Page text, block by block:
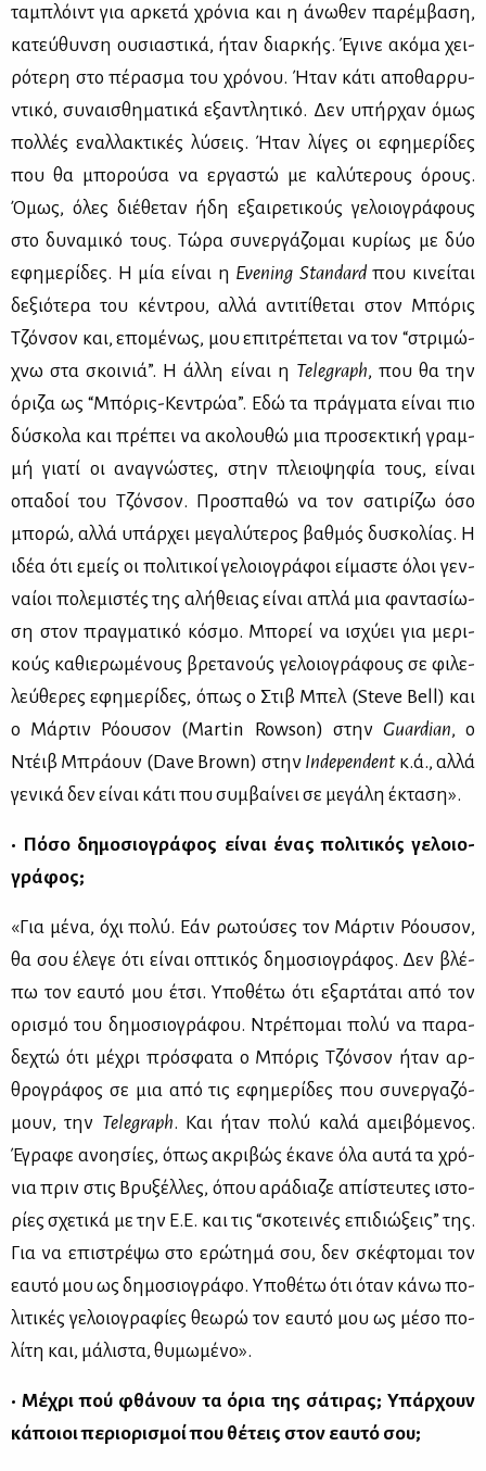
τα­μπλόιντ για αρ­κε­τά χρό­νια και η άνω­θεν πα­ρέμ­βα­ση,
κα­τεύ­θυν­ση ου­σια­στι­κά, ήταν διαρ­κής. Έγι­νε ακό­μα χει­
ρό­τε­ρη στο πέ­ρα­σμα του χρό­νου. Ήταν κά­τι απο­θαρ­ρυ­
ντι­κό, συ­ναι­σθη­μα­τι­κά εξα­ντλη­τι­κό. Δεν υπήρ­χαν όμως
πολ­λές εναλ­λα­κτι­κές λύ­σεις. Ήταν λί­γες οι εφη­με­ρί­δες
που θα μπο­ρού­σα να ερ­γα­στώ με κα­λύ­τε­ρους όρους.
Όμως, όλες διέ­θε­ταν ήδη εξαι­ρε­τι­κούς γε­λοιο­γρά­φους
στο δυ­να­μι­κό τους. Τώ­ρα συ­νερ­γά­ζο­μαι κυ­ρί­ως με δύο
εφη­με­ρί­δες. Η μία εί­ναι η Evening Standardπου κι­νεί­ται
δε­ξιό­τε­ρα του κέ­ντρου, αλ­λά αντι­τί­θε­ται στον Μπό­ρις
Τζόν­σον και, επο­μέ­νως, μου επι­τρέ­πε­ται να τον “στρι­μώ­
χνω στα σκοι­νιά”. Η άλ­λη εί­ναι η Telegraph, που θα την
όρι­ζα ως “Μπό­ρις-Κε­ντρώα”. Εδώ τα πράγ­μα­τα εί­ναι πιο
δύ­σκο­λα και πρέ­πει να ακο­λου­θώ μια προ­σε­κτι­κή γραμ­
μή για­τί οι ανα­γνώ­στες, στην πλειο­ψη­φία τους, εί­ναι
οπα­δοί του Τζόν­σον. Προ­σπα­θώ να τον σα­τι­ρί­ζω όσο
μπο­ρώ, αλ­λά υπάρ­χει με­γα­λύ­τε­ρος βαθ­μός δυ­σκο­λί­ας. Η
ιδέα ότι εμείς οι πο­λι­τι­κοί γε­λοιο­γρά­φοι εί­μα­στε όλοι γεν­
ναί­οι πο­λε­μι­στές της αλή­θειας εί­ναι απλά μια φα­ντα­σί­ω­
ση στον πραγ­μα­τι­κό κό­σμο. Μπο­ρεί να ισχύ­ει για με­ρι­
κούς κα­θιε­ρω­μέ­νους βρε­τα­νούς γε­λοιο­γρά­φους σε φι­λε­
λεύ­θε­ρες εφη­με­ρί­δες, όπως ο Στιβ Μπελ (Steve Bell) και
ο Μάρ­τιν Ρό­ου­σον (Martin Rowson) στην Guardian, ο
Ντέιβ Μπρά­ουν (Dave Brown) στην Independentκ.ά., αλ­λά
γε­νι­κά δεν εί­ναι κά­τι που συμ­βαί­νει σε με­γά­λη έκτα­ση».
• Πό­σο δη­μο­σιο­γρά­φος εί­ναι ένας πο­λι­τι­κός γε­λοιο­
γρά­φος;
«Για μέ­να, όχι πο­λύ. Εάν ρω­τού­σες τον Μάρ­τιν Ρό­ου­σον,
θα σου έλε­γε ότι εί­ναι οπτι­κός δη­μο­σιο­γρά­φος. Δεν βλέ­
πω τον εαυ­τό μου έτσι. Υπο­θέ­τω ότι εξαρ­τά­ται από τον
ορι­σμό του δη­μο­σιο­γρά­φου. Ντρέ­πο­μαι πο­λύ να πα­ρα­
δε­χτώ ότι μέ­χρι πρό­σφα­τα ο Μπό­ρις Τζόν­σον ήταν αρ­
θρο­γρά­φος σε μια από τις εφη­με­ρί­δες που συ­νερ­γα­ζό­
μουν, την Telegraph. Kαι ήταν πο­λύ κα­λά αμει­βό­με­νος.
Έγρα­φε ανοη­σί­ες, όπως ακρι­βώς έκα­νε όλα αυ­τά τα χρό­
νια πριν στις Βρυ­ξέλ­λες, όπου αρά­δια­ζε απί­στευ­τες ιστο­
ρί­ες σχε­τι­κά με την Ε.Ε. και τις “σκο­τει­νές επι­διώ­ξεις” της.
Για να επι­στρέ­ψω στο ερώ­τη­μά σου, δεν σκέ­φτο­μαι τον
εαυ­τό μου ως δη­μο­σιο­γρά­φο. Υπο­θέ­τω ότι όταν κά­νω πο­
λι­τι­κές γε­λοιο­γρα­φί­ες θε­ω­ρώ τον εαυ­τό μου ως μέ­σο πο­
λί­τη και, μά­λι­στα, θυ­μω­μέ­νο».
• Μέ­χρι πού φθά­νουν τα όρια της σά­τι­ρας; Υπάρ­χουν
κά­ποιοι πε­ριο­ρι­σμοί που θέ­τεις στον εαυ­τό σου;